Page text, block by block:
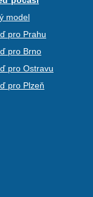
model
pro Prahu
pro Brno
pro Ostravu
pro Plzeň